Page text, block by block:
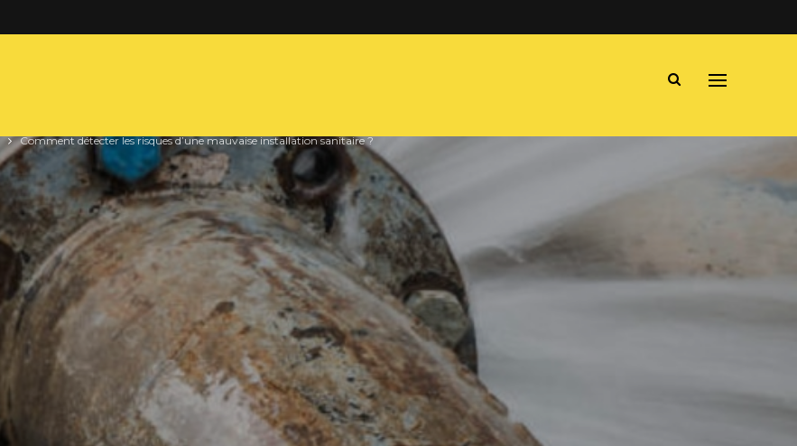
Comment détecter les risques d’une mauvaise installation sanitaire ?